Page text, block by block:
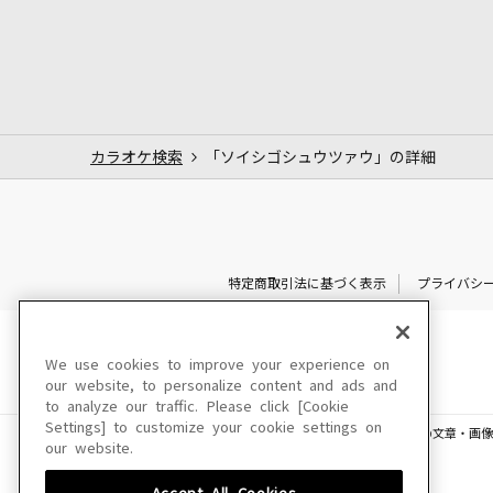
カラオケ検索 「ソイシゴシュウツァウ」の詳細
特定商取引法に基づく表示 プライバシ
このサイトに掲載されている一切の文章・画
We use cookies to improve your experience on
our website, to personalize content and ads and
to analyze our traffic. Please click [Cookie
Settings] to customize your cookie settings on
our website.